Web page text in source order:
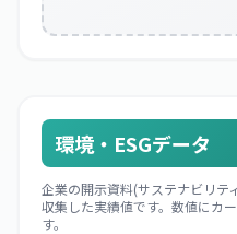
環境・ESGデータ
企業の開示資料(サステナビリテ
収集した実績値です。数値にカ
す。